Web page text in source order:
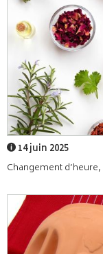
14 juin 2025
Changement